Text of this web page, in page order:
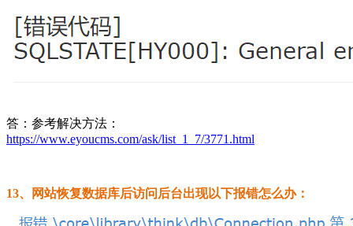
答：参考解决方法：
https://www.eyoucms.com/ask/list_1_7/3771.html
13、网站恢复数据库后访问后台出现以下报错怎么办：